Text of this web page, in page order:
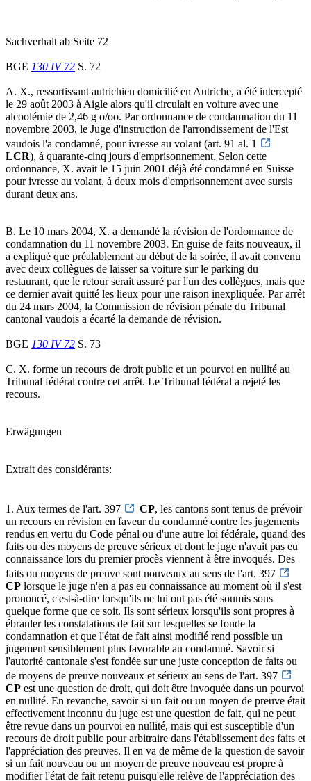
Sachverhalt ab Seite 72
BGE 130 IV 72 S. 72
A. X., ressortissant autrichien domicilié en Autriche, a été intercepté
le 29 août 2003 à Aigle alors qu'il circulait en voiture avec une
alcoolémie de 2,46 g o/oo. Par ordonnance de condamnation du 11
novembre 2003, le Juge d'instruction de l'arrondissement de l'Est
vaudois l'a condamné, pour ivresse au volant (art. 91 al. 1
LCR), à quarante-cinq jours d'emprisonnement. Selon cette
ordonnance, X. avait le 15 juin 2001 déjà été condamné en Suisse
pour ivresse au volant, à deux mois d'emprisonnement avec sursis
durant deux ans.
B. Le 10 mars 2004, X. a demandé la révision de l'ordonnance de
condamnation du 11 novembre 2003. En guise de faits nouveaux, il
a expliqué que préalablement au début de la soirée, il avait convenu
avec deux collègues de laisser sa voiture sur le parking du
restaurant, que le retour serait assuré par l'un des collègues, mais que
ce dernier avait quitté les lieux pour une raison inexpliquée. Par arrêt
du 24 mars 2004, la Commission de révision pénale du Tribunal
cantonal vaudois a écarté la demande de révision.
BGE 130 IV 72 S. 73
C. X. forme un recours de droit public et un pourvoi en nullité au
Tribunal fédéral contre cet arrêt. Le Tribunal fédéral a rejeté les
recours.
Erwägungen
Extrait des considérants:
1. Aux termes de l'art. 397 CP, les cantons sont tenus de prévoir
un recours en révision en faveur du condamné contre les jugements
rendus en vertu du Code pénal ou d'une autre loi fédérale, quand des
faits ou des moyens de preuve sérieux et dont le juge n'avait pas eu
connaissance lors du premier procès viennent à être invoqués. Des
faits ou moyens de preuve sont nouveaux au sens de l'art. 397
CP lorsque le juge n'en a pas eu connaissance au moment où il s'est
prononcé, c'est-à-dire lorsqu'ils ne lui ont pas été soumis sous
quelque forme que ce soit. Ils sont sérieux lorsqu'ils sont propres à
ébranler les constatations de fait sur lesquelles se fonde la
condamnation et que l'état de fait ainsi modifié rend possible un
jugement sensiblement plus favorable au condamné. Savoir si
l'autorité cantonale s'est fondée sur une juste conception de faits ou
de moyens de preuve nouveaux et sérieux au sens de l'art. 397
CP est une question de droit, qui doit être invoquée dans un pourvoi
en nullité. En revanche, savoir si un fait ou un moyen de preuve était
effectivement inconnu du juge est une question de fait, qui ne peut
être revue dans un pourvoi en nullité, mais qui est susceptible d'un
recours de droit public pour arbitraire dans l'établissement des faits et
l'appréciation des preuves. Il en va de même de la question de savoir
si un fait nouveau ou un moyen de preuve nouveau est propre à
modifier l'état de fait retenu puisqu'elle relève de l'appréciation des